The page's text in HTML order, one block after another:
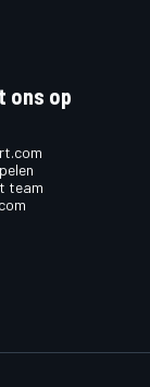
ons op
team